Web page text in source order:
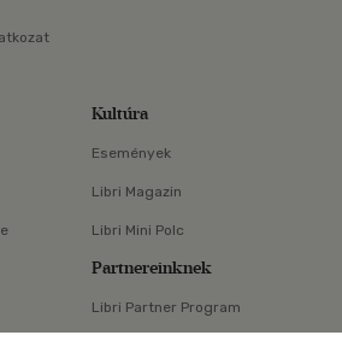
Kultúra
Események
Libri Magazin
Libri Mini Polc
Partnereinknek
Libri Partner Program